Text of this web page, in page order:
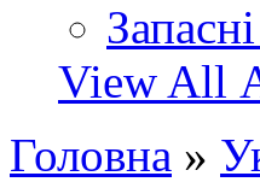
View All
Головна »